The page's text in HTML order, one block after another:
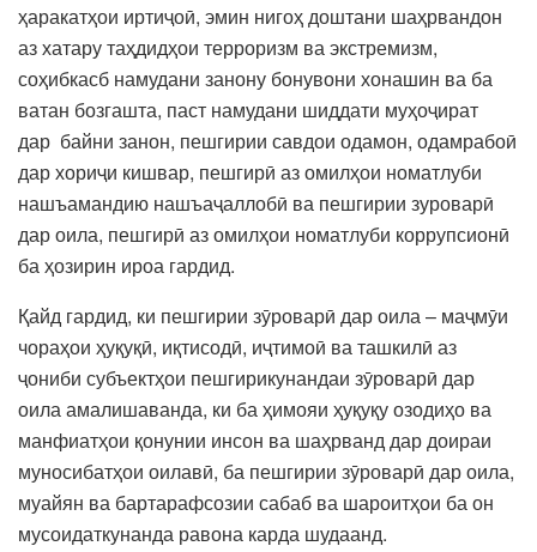
ҳаракатҳои иртиҷоӣ, эмин нигоҳ доштани шаҳрвандон
аз хатару таҳдидҳои терроризм ва экстремизм,
соҳибкасб намудани занону бонувони хонашин ва ба
ватан бозгашта, паст намудани шиддати муҳоҷират
дар байни занон, пешгирии савдои одамон, одамрабоӣ
дар хориҷи кишвар, пешгирӣ аз омилҳои номатлуби
нашъамандию нашъаҷаллобӣ ва пешгирии зуроварӣ
дар оила, пешгирӣ аз омилҳои номатлуби коррупсионӣ
ба ҳозирин ироа гардид.
Қайд гардид, ки пешгирии зӯроварӣ дар оила – маҷмӯи
чораҳои ҳуқуқӣ, иқтисодӣ, иҷтимоӣ ва ташкилӣ аз
ҷониби субъектҳои пешгирикунандаи зӯроварӣ дар
оила амалишаванда, ки ба ҳимояи ҳуқуқу озодиҳо ва
манфиатҳои қонунии инсон ва шаҳрванд дар доираи
муносибатҳои оилавӣ, ба пешгирии зӯроварӣ дар оила,
муайян ва бартарафсозии сабаб ва шароитҳои ба он
мусоидаткунанда равона карда шудаанд.